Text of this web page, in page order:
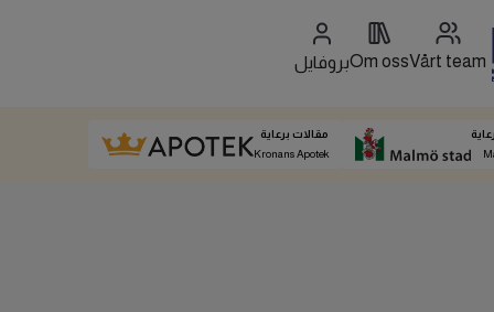
Vårt team
Om ossبروفايل
مقالات برعاية
Kronans Apotek